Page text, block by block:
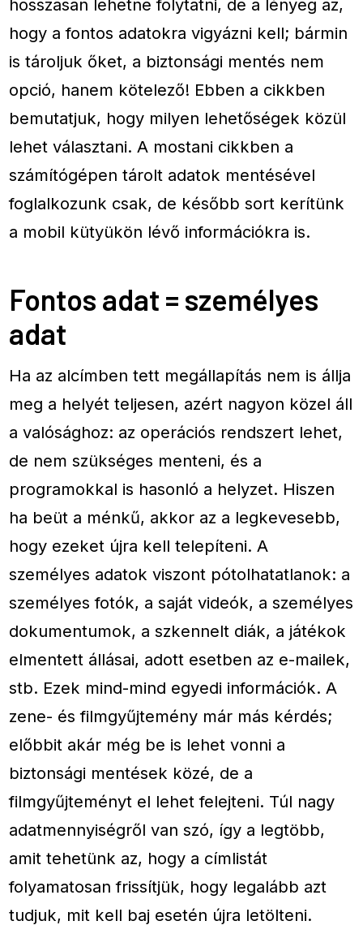
hosszasan lehetne folytatni, de a lényeg az,
hogy a fontos adatokra vigyázni kell; bármin
is tároljuk őket, a biztonsági mentés nem
opció, hanem kötelező! Ebben a cikkben
bemutatjuk, hogy milyen lehetőségek közül
lehet választani. A mostani cikkben a
számítógépen tárolt adatok mentésével
foglalkozunk csak, de később sort kerítünk
a mobil kütyükön lévő információkra is.
Fontos adat = személyes
adat
Ha az alcímben tett megállapítás nem is állja
meg a helyét teljesen, azért nagyon közel áll
a valósághoz: az operációs rendszert lehet,
de nem szükséges menteni, és a
programokkal is hasonló a helyzet. Hiszen
ha beüt a ménkű, akkor az a legkevesebb,
hogy ezeket újra kell telepíteni. A
személyes adatok viszont pótolhatatlanok: a
személyes fotók, a saját videók, a személyes
dokumentumok, a szkennelt diák, a játékok
elmentett állásai, adott esetben az e-mailek,
stb. Ezek mind-mind egyedi információk. A
zene- és filmgyűjtemény már más kérdés;
előbbit akár még be is lehet vonni a
biztonsági mentések közé, de a
filmgyűjteményt el lehet felejteni. Túl nagy
adatmennyiségről van szó, így a legtöbb,
amit tehetünk az, hogy a címlistát
folyamatosan frissítjük, hogy legalább azt
tudjuk, mit kell baj esetén újra letölteni.